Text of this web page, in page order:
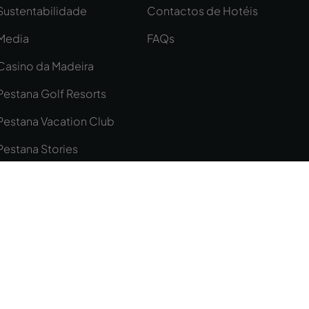
da Madeira
Golf Resorts
Vacation Club
Stories
Contactos de Hotéis
FAQs